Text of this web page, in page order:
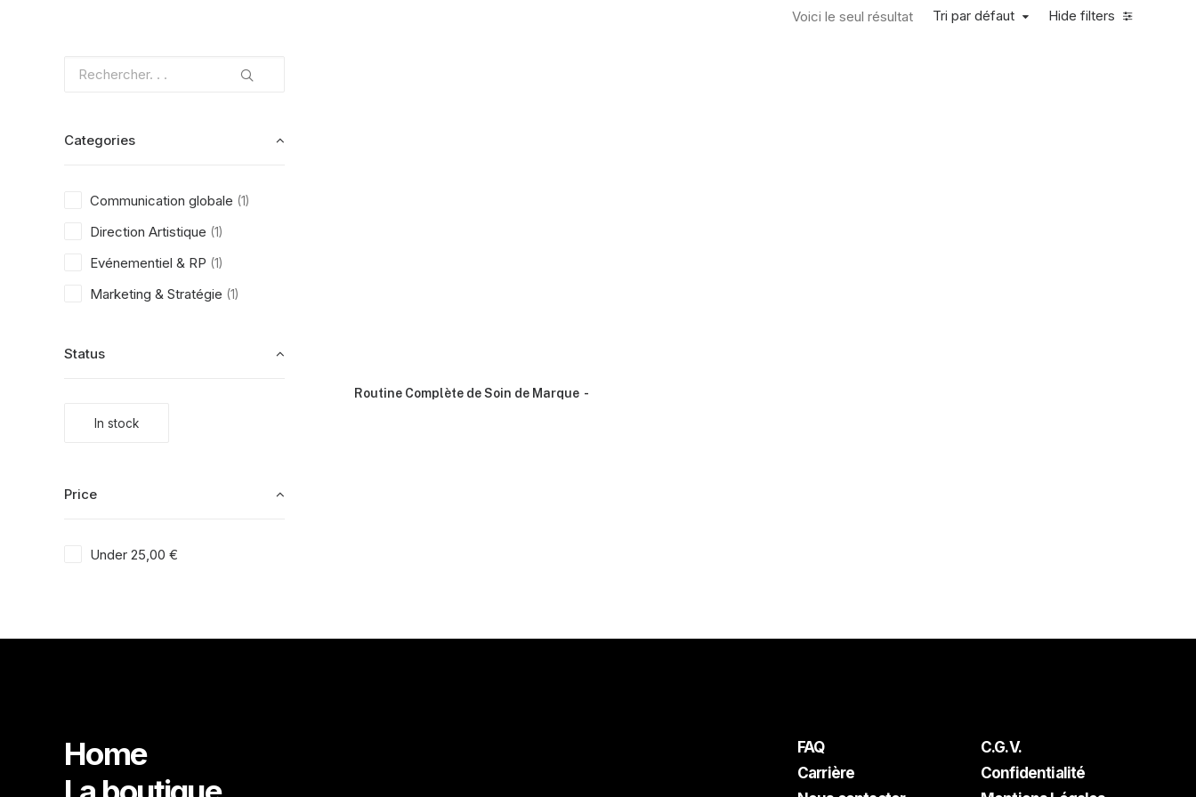
Hide filters
Tri par défaut
Voici le seul résultat
Categories
Communication globale (1)
Direction Artistique (1)
Evénementiel & RP (1)
Marketing & Stratégie (1)
Status
In stock
Price
Under 25,00 €
Routine Complète de Soin de Marque
Home
FAQ
Carrière
C.G.V.
Confidentialité